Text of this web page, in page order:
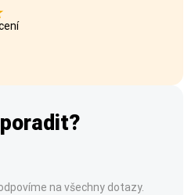
na všechny dotazy.